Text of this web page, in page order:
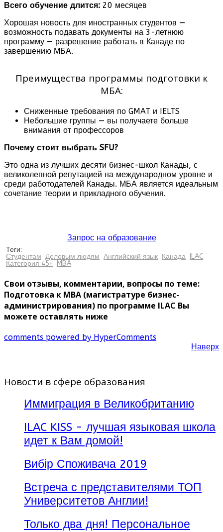
Всего обучение длится: 20 месяцев
Хорошая новость для иностранных студентов —
возможность подавать документы на 3-летнюю
программу — разрешение работать в Канаде по
завершению МБА.
Преимущества программы подготовки к
МБА:
Сниженные требования по GMAT и IELTS
Небольшие группы — вы получаете больше
внимания от профессоров
Почему стоит выбрать SFU?
Это одна из лучших десяти бизнес-школ Канады, с
великолепной репутацией на международном уровне и
среди работодателей Канады. МБА является идеальным
сочетание теории и прикладного обучения.
Запрос на образование
Теги:
Студентам Деловым людям Английский язык Канада
ILAC
Категория 45+
MBA
Свои отзывы, комментарии, вопросы по теме:
Подготовка к MBA (магистратуре бизнес-
администрирования) по программе ILAC Вы
можете оставлять ниже
comments powered by HyperComments
Наверх
Новости в сфере образования
Иммиграция в Великобританию
ILAC KISS - лучшая языковая школа
идет к Вам домой!
Вибір Споживача 2019
Встреча с представителями ТОП
Университетов Англии!
Только два дня! Персональное